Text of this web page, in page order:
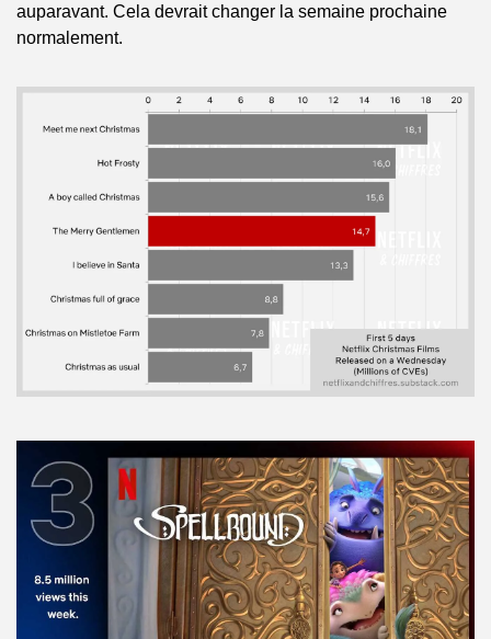
auparavant. Cela devrait changer la semaine prochaine
normalement.